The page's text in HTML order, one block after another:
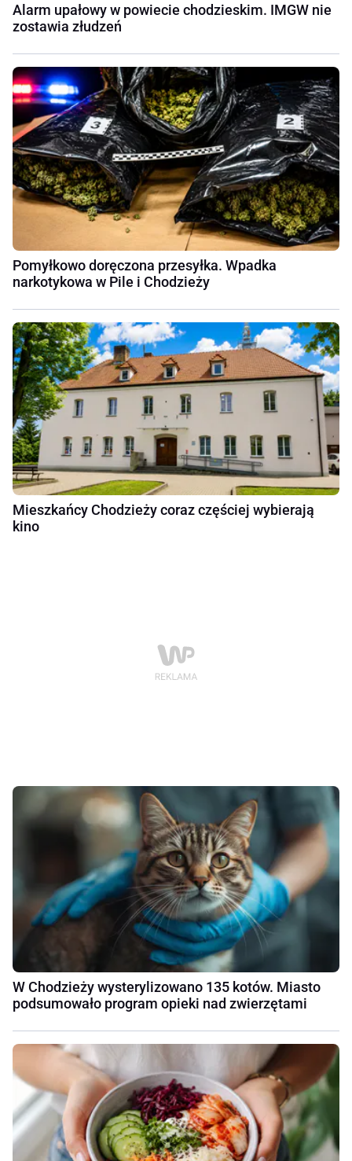
Alarm upałowy w powiecie chodzieskim. IMGW nie
zostawia złudzeń
Pomyłkowo doręczona przesyłka. Wpadka
narkotykowa w Pile i Chodzieży
Mieszkańcy Chodzieży coraz częściej wybierają
kino
W Chodzieży wysterylizowano 135 kotów. Miasto
podsumowało program opieki nad zwierzętami